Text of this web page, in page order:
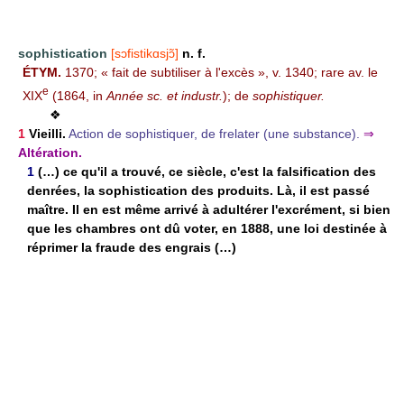
sophistication [sɔfistikɑsjɔ̃] n. f.
ÉTYM. 1370; « fait de subtiliser à l'excès », v. 1340; rare av. le
XIXe (1864, inAnnée sc. et industr.); de sophistiquer.
❖
1 Vieilli. Action de sophistiquer, de frelater (une substance). ⇒
Altération.
1 (…) ce qu'il a trouvé, ce siècle, c'est la falsification des
denrées, la sophistication des produits. Là, il est passé
maître. Il en est même arrivé à adultérer l'excrément, si bien
que les chambres ont dû voter, en 1888, une loi destinée à
réprimer la fraude des engrais (…)